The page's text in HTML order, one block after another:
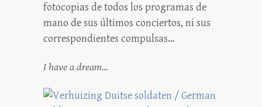
fotocopias de todos los programas de
mano de sus últimos conciertos, ni sus
correspondientes compulsas…
I have a dream…